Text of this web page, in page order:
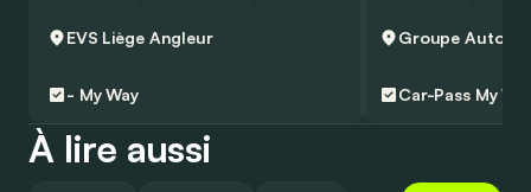
EVS Liège Angleur
- My Way
Groupe
Car-Pass My
À lire aussi